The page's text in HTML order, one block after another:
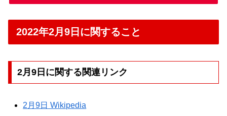
2022年2月9日に関すること
2月9日に関する関連リンク
2月9日 Wikipedia